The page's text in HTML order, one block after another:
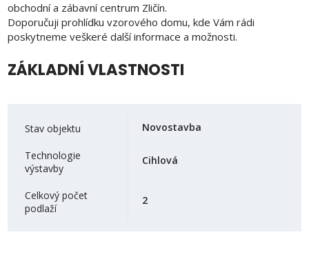
obchodní a zábavní centrum Zličín.
Doporučuji prohlídku vzorového domu, kde Vám rádi
poskytneme veškeré další informace a možnosti.
ZÁKLADNÍ VLASTNOSTI
Stav objektu Novostavba
Technologie
výstavby
Cihlová
Celkový počet
podlaží
2